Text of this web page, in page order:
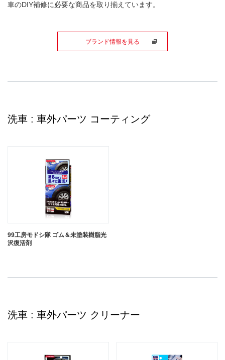
車のDIY補修に必要な商品を取り揃えています。
ブランド情報を見る
洗車 : 車外パーツ コーティング
99工房モドシ隊 ゴム＆未塗装樹脂光
沢復活剤
洗車 : 車外パーツ クリーナー